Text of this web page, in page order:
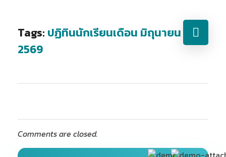
Tags: ปฏิทินนักเรียนเดือน มิถุนายน
2569
Comments are closed.